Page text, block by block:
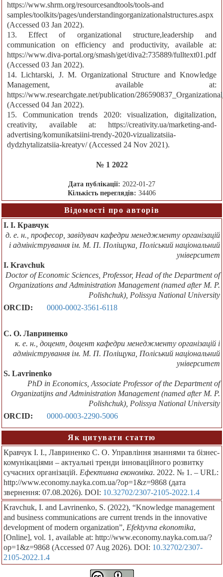
https://www.shrm.org/resourcesandtools/tools-and
samples/toolkits/pages/understandingorganizationalstructures.aspx
(Accessed 03 Jan 2022).
13. Effect of organizational structure,leadership and
communication on efficiency and productivity, available at:
https://www.diva-portal.org/smash/get/diva2:735889/fulltext01.pdf
(Accessed 03 Jan 2022).
14. Lichtarski, J. M. Organizational Structure and Knowledge
Management, available at:
https://www.researchgate.net/publication/
(Accessed 04 Jan 2022).
15. Communication trends 2020: visualization, digitalization,
creativity, available at: https://creativity.ua/marketing-and-
advertising/komunikatsiini-trendy-2020-vizualizatsiia-
dydzhytalizatsiia-kreatyv/ (Accessed 24 Nov 2021).
№ 1 2022
Дата публікації: 2022-01-27
Кількість переглядів: 34406
Відомості про авторів
І. І. Кравчук
д. е. н., професор, завідувач кафедри менеджменту організацій
і адміністрування ім. М. П. Поліщука, Поліський національний
університет
I. Kravchuk
Doctor of Economic Sciences, Professor, Head of the Department of
Organizations and Administration Management (named after M. P.
Polishchuk), Polissya National University
ORCID:
0000-0002-3561-6118
С. О. Лавриненко
к. е. н., доцент, доцент кафедри менеджменту організацій і
адміністрування ім. М. П. Поліщука, Поліський національний
університет
S. Lavrinenko
PhD in Economics, Associate Professor of the Department of
Organizatijns and Administration Management (named after M. P.
Polishchuk), Polissya National University
ORCID:
0000-0003-2290-5006
Як цитувати статтю
Кравчук І. І., Лавриненко С. О. Управління знаннями та бізнес-
комунікаціями – актуальні тренди інноваційного розвитку
сучасних організацій. Ефективна економіка. 2022. № 1. – URL:
http://www.economy.nayka.com.ua/?op=1&z=9868 (дата
звернення: 07.08.2026). DOI: 10.32702/2307-2105-2022.1.4
Kravchuk, I. and Lavrinenko, S. (2022), “Knowledge management
and business communications are current trends in the innovative
development of modern organization”, Efektyvna ekonomika,
[Online], vol. 1, available at: http://www.economy.nayka.com.ua/?
op=1&z=9868 (Accessed 07 Aug 2026). DOI: 10.32702/2307-
2105-2022.1.4